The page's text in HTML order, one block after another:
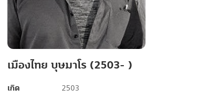
เมืองไทย บุษมาโร (2503- )
เกิด
2503